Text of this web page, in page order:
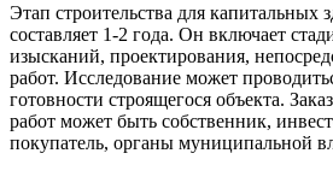
Этап строительства для капитальных
составляет 1-2 года. Он включает
изысканий, проектирования,
работ. Исследование может
готовности строящегося объекта.
работ может быть собственник,
покупатель, органы муниципальной